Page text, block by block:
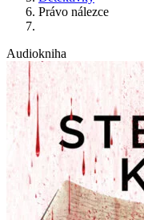
Právo nálezce
Audiokniha